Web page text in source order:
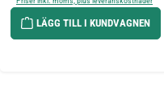
LÄGG TILL I KUNDVAGNEN